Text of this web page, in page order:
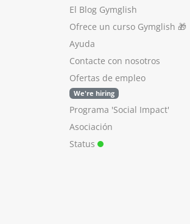
El Blog Gymglish
Ofrece un curso Gymglish 🎁
Ayuda
Contacte con nosotros
Ofertas de empleo
We're hiring
Programa 'Social Impact'
Asociación
Status